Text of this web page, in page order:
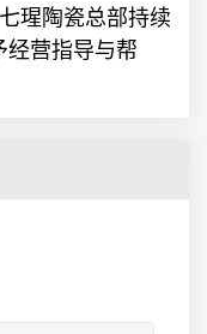
瑆陶瓷总部持续
经营指导与帮